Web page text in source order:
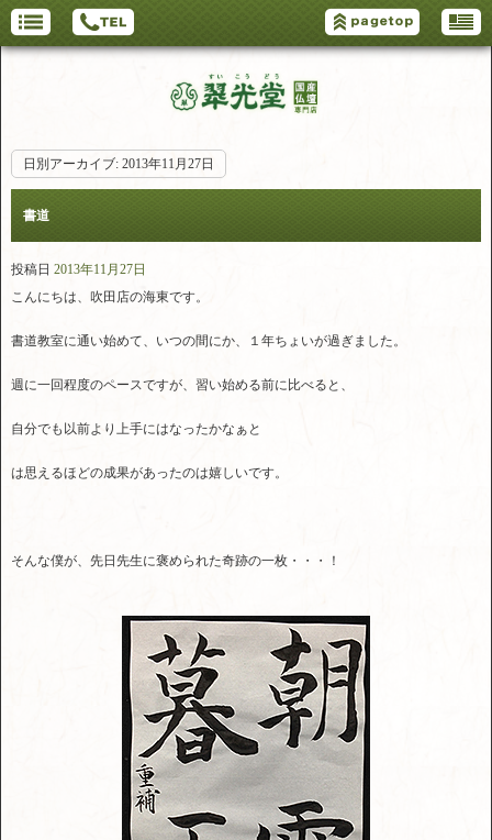
日別アーカイブ: 2013年11月27日
書道
投稿日 2013年11月27日
こんにちは、吹田店の海東です。
書道教室に通い始めて、いつの間にか、１年ちょいが過ぎました。
週に一回程度のペースですが、習い始める前に比べると、
自分でも以前より上手にはなったかなぁと
は思えるほどの成果があったのは嬉しいです。
そんな僕が、先日先生に褒められた奇跡の一枚・・・！